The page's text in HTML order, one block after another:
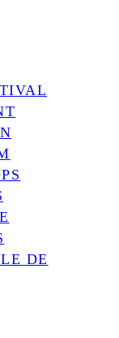
DE